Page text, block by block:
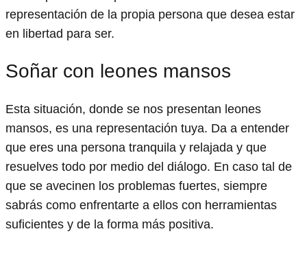
representación de la propia persona que desea estar
en libertad para ser.
Soñar con leones mansos
Esta situación, donde se nos presentan leones
mansos, es una representación tuya. Da a entender
que eres una persona tranquila y relajada y que
resuelves todo por medio del diálogo. En caso tal de
que se avecinen los problemas fuertes, siempre
sabrás como enfrentarte a ellos con herramientas
suficientes y de la forma más positiva.